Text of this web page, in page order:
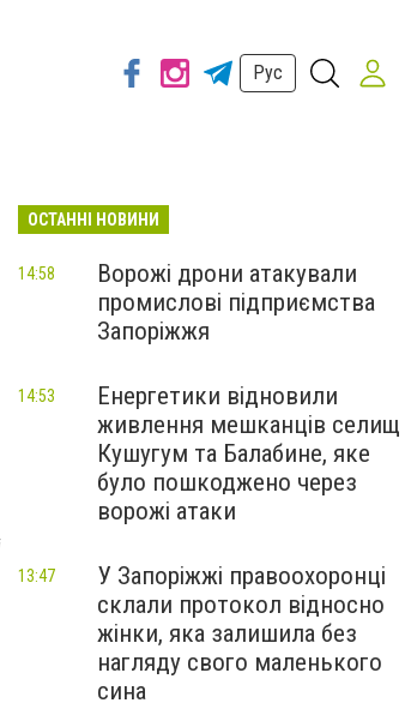
Рус
ОСТАННІ НОВИНИ
Ворожі дрони атакували
промислові підприємства
Запоріжжя
14:58
Енергетики відновили
живлення мешканців селищ
Кушугум та Балабине, яке
було пошкоджено через
ворожі атаки
14:53
У Запоріжжі правоохоронці
склали протокол відносно
жінки, яка залишила без
нагляду свого маленького
сина
13:47